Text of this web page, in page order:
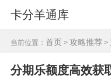
卡分羊通库
当前位置： 首页 > 攻略推荐 >
分期乐额度高效获